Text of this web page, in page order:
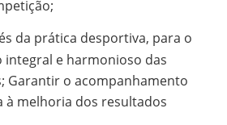
da prática desportiva, para o
integral e harmonioso das
Garantir o acompanhamento
à melhoria dos resultados